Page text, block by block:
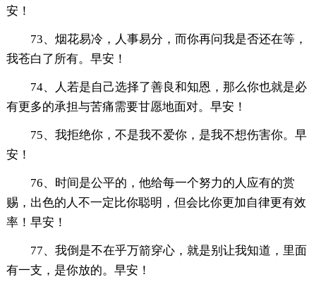
安！
73、烟花易冷，人事易分，而你再问我是否还在等，
我苍白了所有。早安！
74、人若是自己选择了善良和知恩，那么你也就是必
有更多的承担与苦痛需要甘愿地面对。早安！
75、我拒绝你，不是我不爱你，是我不想伤害你。早
安！
76、时间是公平的，他给每一个努力的人应有的赏
赐，出色的人不一定比你聪明，但会比你更加自律更有效
率！早安！
77、我倒是不在乎万箭穿心，就是别让我知道，里面
有一支，是你放的。早安！